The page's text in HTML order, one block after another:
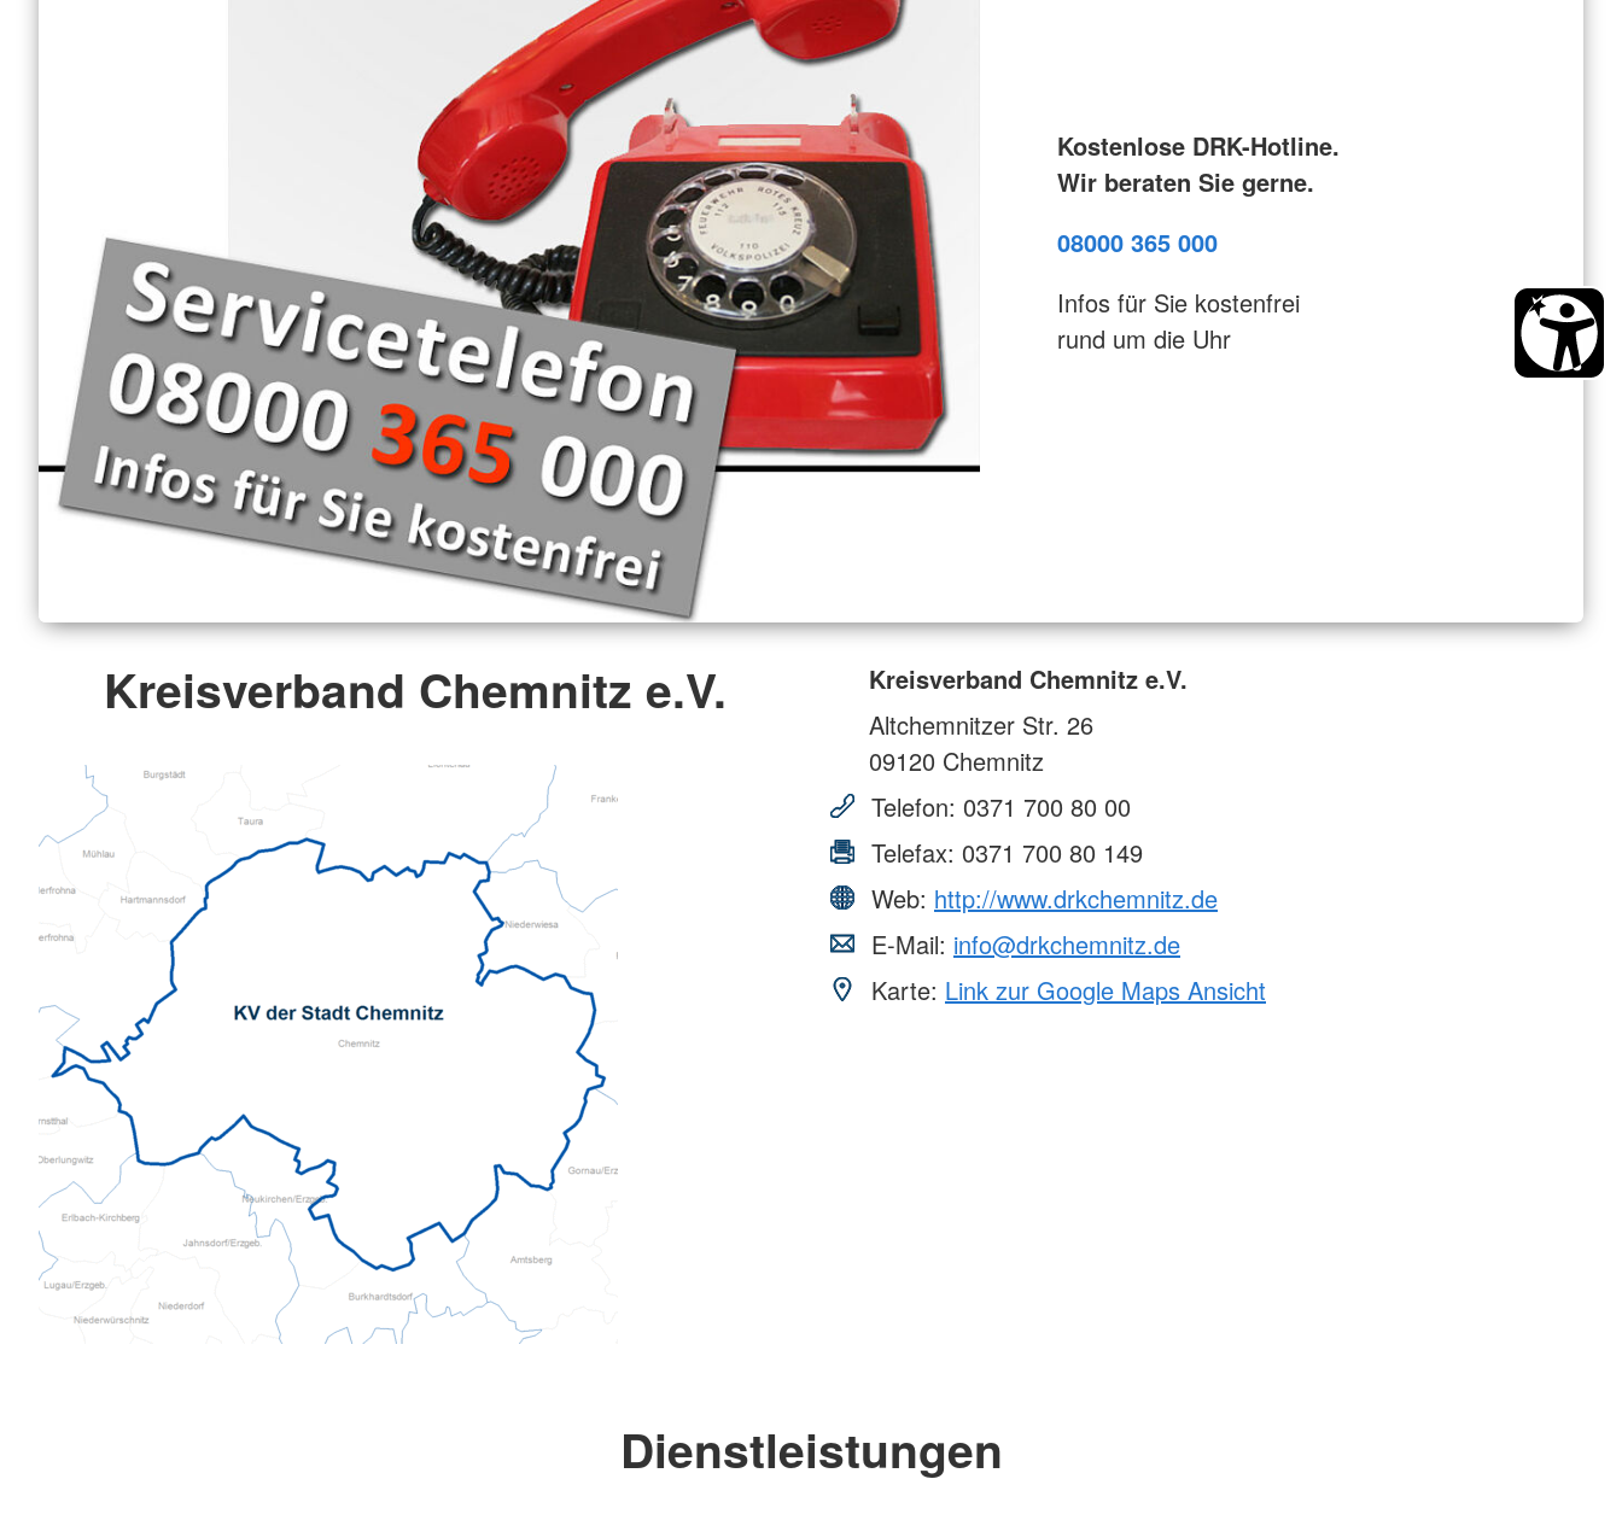
Kostenlose DRK-Hotline.
Wir beraten Sie gerne.
08000 365 000
Infos für Sie kostenfrei
rund um die Uhr
Kreisverband Chemnitz e.V.
Kreisverband Chemnitz e.V.
Altchemnitzer Str. 26
09120 Chemnitz
Telefon: 0371 700 80 00
Telefax: 0371 700 80 149
Web: http://www.drkchemnitz.de
E-Mail: info@drkchemnitz.de
Karte: Link zur Google Maps Ansicht
Dienstleistungen